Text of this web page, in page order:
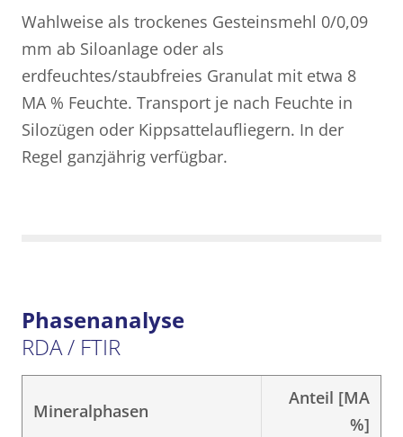
Wahlweise als trockenes Gesteinsmehl 0/0,09
mm ab Siloanlage oder als
erdfeuchtes/staubfreies Granulat mit etwa 8
MA % Feuchte. Transport je nach Feuchte in
Silozügen oder Kippsattelaufliegern. In der
Regel ganzjährig verfügbar.
Phasenanalyse
RDA / FTIR
Mineralphasen
Anteil [MA
%]